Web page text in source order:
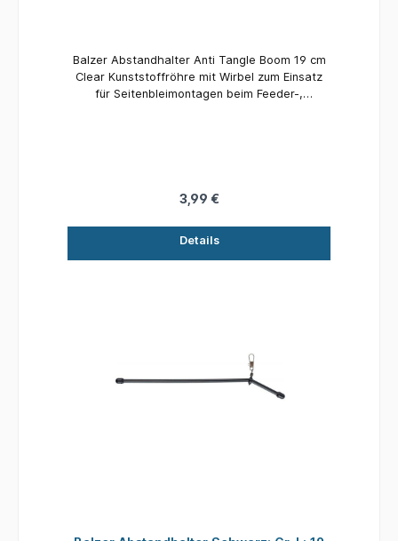
Balzer Abstandhalter Anti Tangle Boom 19 cm
Clear Kunststoffröhre mit Wirbel zum Einsatz
für Seitenbleimontagen beim Feeder-,
3,99 €
Details